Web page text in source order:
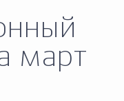
граждан
март